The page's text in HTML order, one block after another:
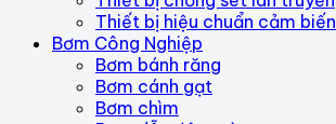
Thiết bị hiệu chuẩn cảm biến
Bơm Công Nghiệp
Bơm bánh răng
Bơm cánh gạt
Bơm chìm